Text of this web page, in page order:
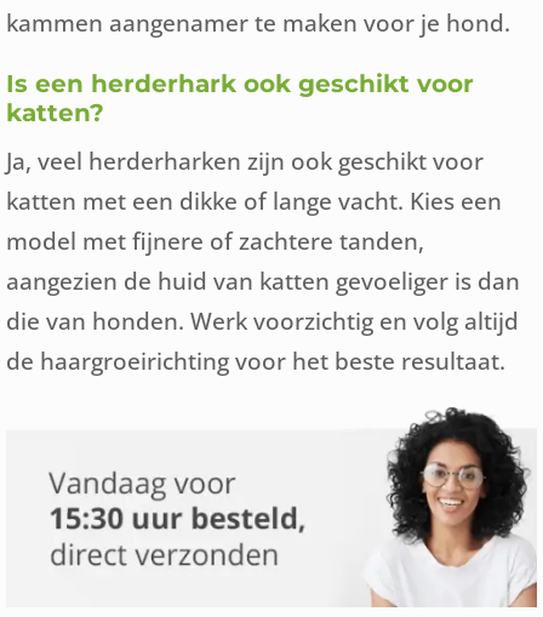
kammen aangenamer te maken voor je hond.
Is een herderhark ook geschikt voor
katten?
Ja, veel herderharken zijn ook geschikt voor
katten met een dikke of lange vacht. Kies een
model met fijnere of zachtere tanden,
aangezien de huid van katten gevoeliger is dan
die van honden. Werk voorzichtig en volg altijd
de haargroeirichting voor het beste resultaat.